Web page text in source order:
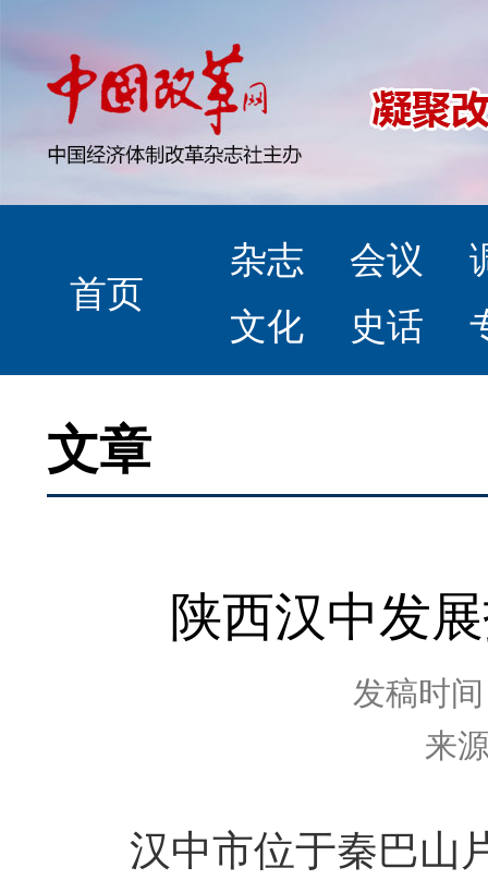
首页
杂志 会议
文化
史话
文章
陕西汉中发
发稿时
来
汉中市位于秦巴山